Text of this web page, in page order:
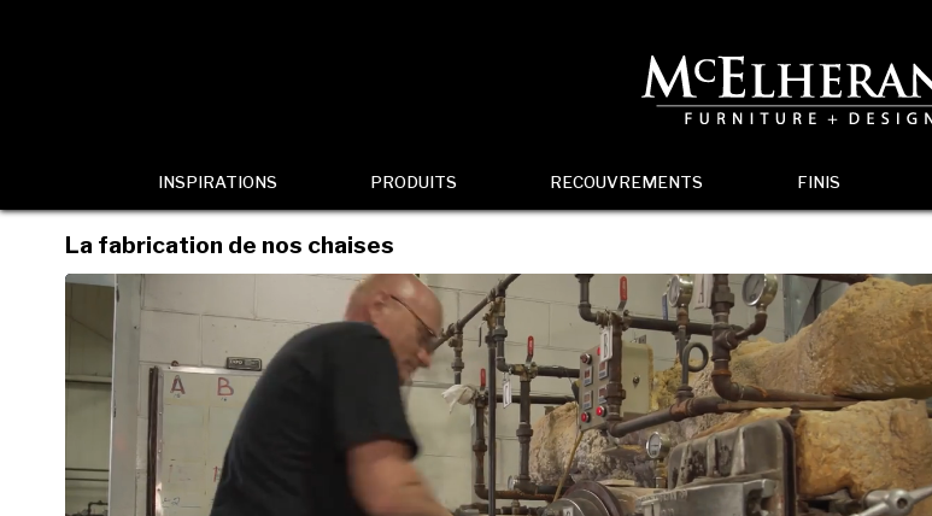
INSPIRATIONS PRODUITS RECOUVREMENTS FINIS
La fabrication de nos chaises